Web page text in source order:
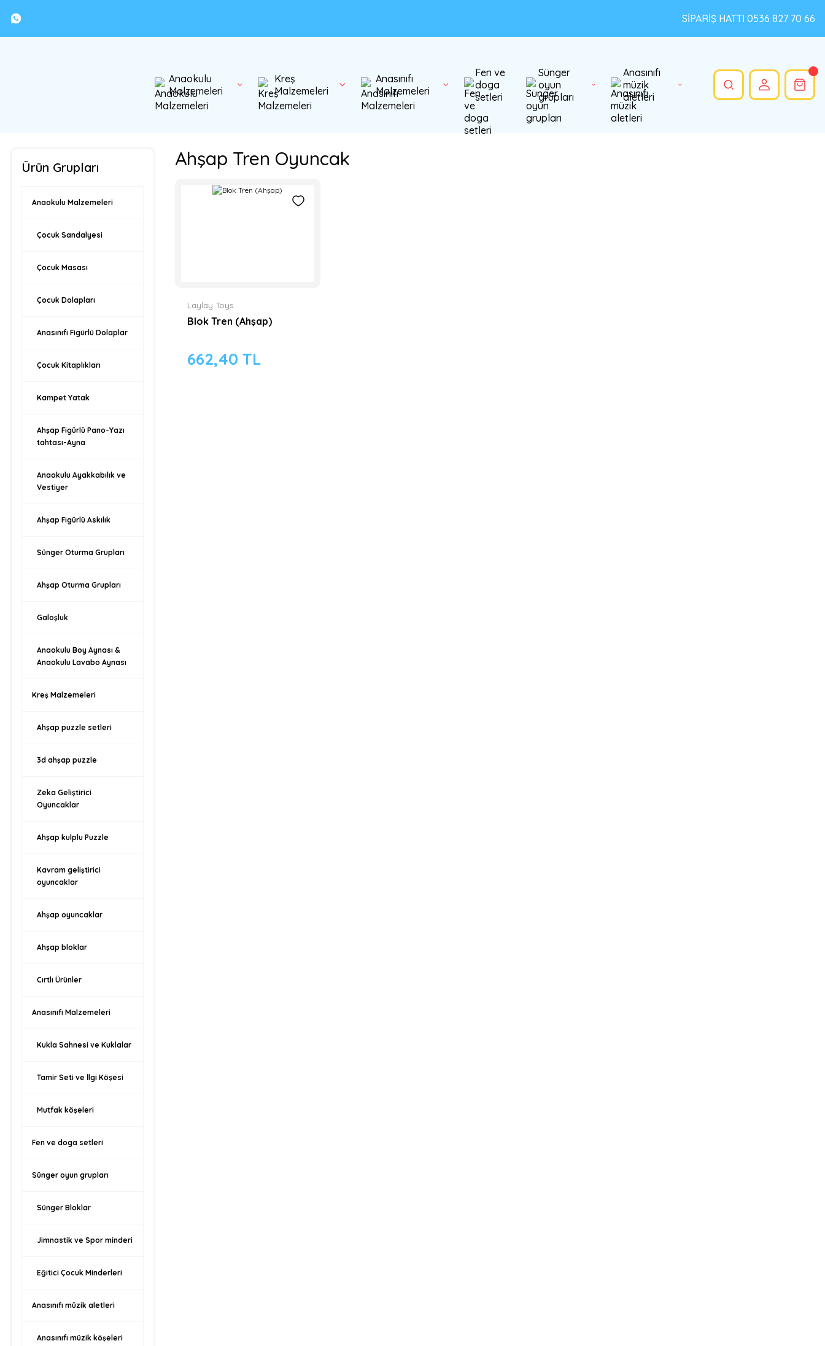
SİPARİŞ HATTI 0536 827 70 66
Anaokulu
Malzemeleri
Kreş
Malzemeleri
Anasınıfı
Malzemeleri
Fen ve
doga
setleri
Sünger
oyun
grupları
Anasınıfı
müzik
aletleri
Ürün Grupları
Anaokulu Malzemeleri
Çocuk Sandalyesi
Çocuk Masası
Çocuk Dolapları
Anasınıfı Figürlü Dolaplar
Çocuk Kitaplıkları
Kampet Yatak
Ahşap Figürlü Pano-Yazı
tahtası-Ayna
Anaokulu Ayakkabılık ve
Vestiyer
Ahşap Figürlü Askılık
Sünger Oturma Grupları
Ahşap Oturma Grupları
Galoşluk
Anaokulu Boy Aynası &
Anaokulu Lavabo Aynası
Kreş Malzemeleri
Ahşap puzzle setleri
3d ahşap puzzle
Zeka Geliştirici
Oyuncaklar
Ahşap kulplu Puzzle
Kavram geliştirici
oyuncaklar
Ahşap oyuncaklar
Ahşap bloklar
Cırtlı Ürünler
Anasınıfı Malzemeleri
Kukla Sahnesi ve Kuklalar
Tamir Seti ve İlgi Köşesi
Mutfak köşeleri
Fen ve doga setleri
Sünger oyun grupları
Sünger Bloklar
Jimnastik ve Spor minderi
Eğitici Çocuk Minderleri
Anasınıfı müzik aletleri
Anasınıfı müzik köşeleri
Ahşap Tren Oyuncak
Laylay Toys
Blok Tren (Ahşap)
662,40 TL